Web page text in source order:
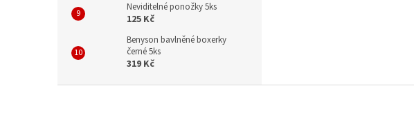
Neviditelné ponožky 5ks
125 Kč
Benyson bavlněné boxerky
černé 5ks
319 Kč